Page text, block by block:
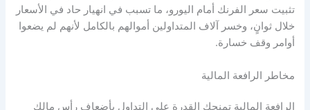
تثبيت سعر الفرنك أمام اليورو، ما تسبب في انهيار حاد في الأسعار
خلال ثوانٍ، وخسر آلاف المتداولين أموالهم بالكامل لأنهم لم يضعوا
أوامر وقف خسارة.
مخاطر الرافعة المالية
الرافعة المالية تمنحك القدرة على التداول بأضعاف رأس مالك